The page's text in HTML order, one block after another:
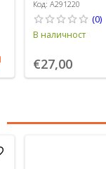
Код: A291220
(0)
В наличност
€27,00